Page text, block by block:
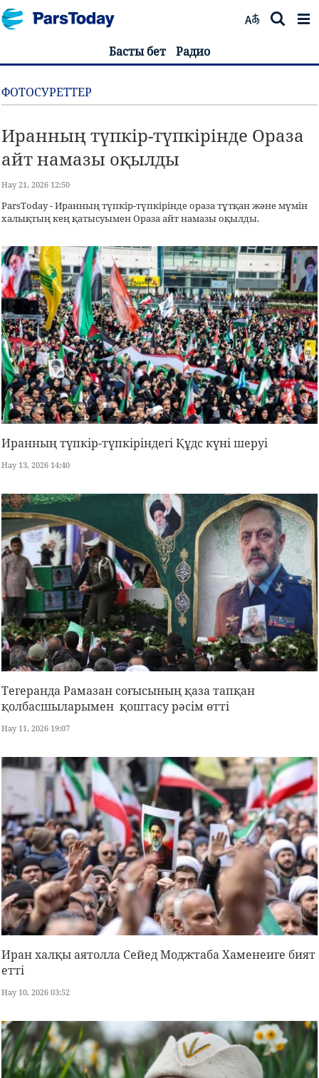
Басты бет Радио
ФОТОСУРЕТТЕР
Иранның түпкір-түпкірінде Ораза
айт намазы оқылды
Нау 21, 2026 12:50
ParsToday - Иранның түпкір-түпкірінде ораза тұтқан және мүмін
халықтың кең қатысуымен Ораза айт намазы оқылды.
Иранның түпкір-түпкіріндегі Құдс күні шеруі
Нау 13, 2026 14:40
Тегеранда Рамазан соғысының қаза тапқан
қолбасшыларымен қоштасу рәсім өтті
Нау 11, 2026 19:07
Иран халқы аятолла Сейед Моджтаба Хаменеиге бият
етті
Нау 10, 2026 03:52